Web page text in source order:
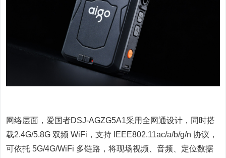
网络层面，爱国者DSJ-AGZG5A1采用全网通设计，同时搭
载2.4G/5.8G 双频 WiFi，支持 IEEE802.11ac/a/b/g/n 协议，
可依托 5G/4G/WiFi 多链路，将现场视频、音频、定位数据